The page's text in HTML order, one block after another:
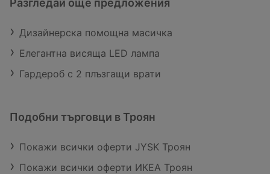
Дизайнерска помощна масичка
Елегантна висяща LED лампа
Гардероб с 2 плъзгащи врати
Подобни търговци в Троян
Покажи всички оферти JYSK Троян
Покажи всички оферти ИКЕА Троян